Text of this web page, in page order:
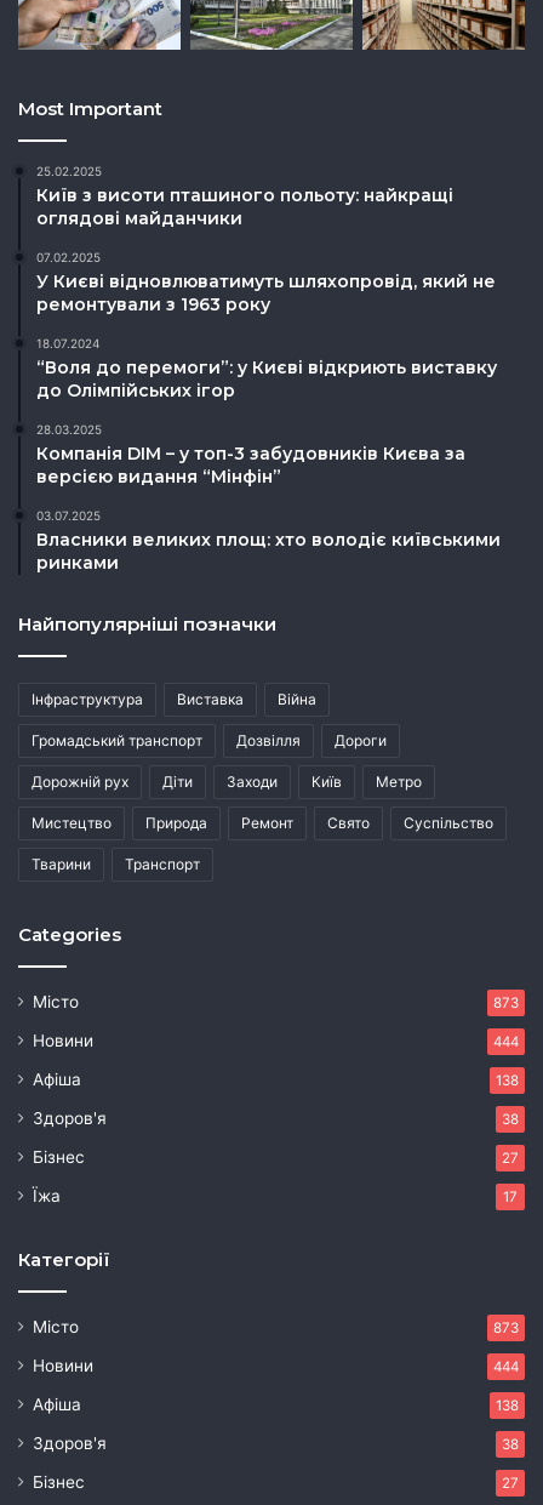
Most Important
25.02.2025
Київ з висоти пташиного польоту: найкращі
оглядові майданчики
07.02.2025
У Києві відновлюватимуть шляхопровід, який не
ремонтували з 1963 року
18.07.2024
“Воля до перемоги”: у Києві відкриють виставку
до Олімпійських ігор
28.03.2025
Компанія DIM – у топ-3 забудовників Києва за
версією видання “Мінфін”
03.07.2025
Власники великих площ: хто володіє київськими
ринками
Найпопулярніші позначки
Інфраструктура Виставка Війна
Громадський транспорт Дозвілля Дороги
Дорожній рух Діти Заходи Київ Метро
Мистецтво Природа Ремонт Свято Суспільство
Тварини Транспорт
Categories
Місто 873
Новини 444
Афіша 138
Здоров'я 38
Бізнес 27
Їжа 17
Категорії
Місто 873
Новини 444
Афіша 138
Здоров'я 38
Бізнес 27